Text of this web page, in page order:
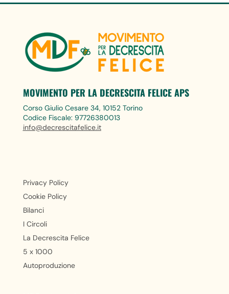
MOVIMENTO PER LA DECRESCITA FELICE APS
Corso Giulio Cesare 34, 10152 Torino
Codice Fiscale: 97726380013
info@decrescitafelice.it
Privacy Policy
Cookie Policy
Bilanci
I Circoli
La Decrescita Felice
5 x 1000
Autoproduzione